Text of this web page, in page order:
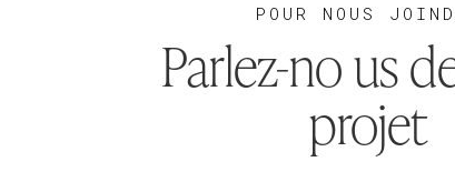
POUR NOUS
Parlez-no us
projet